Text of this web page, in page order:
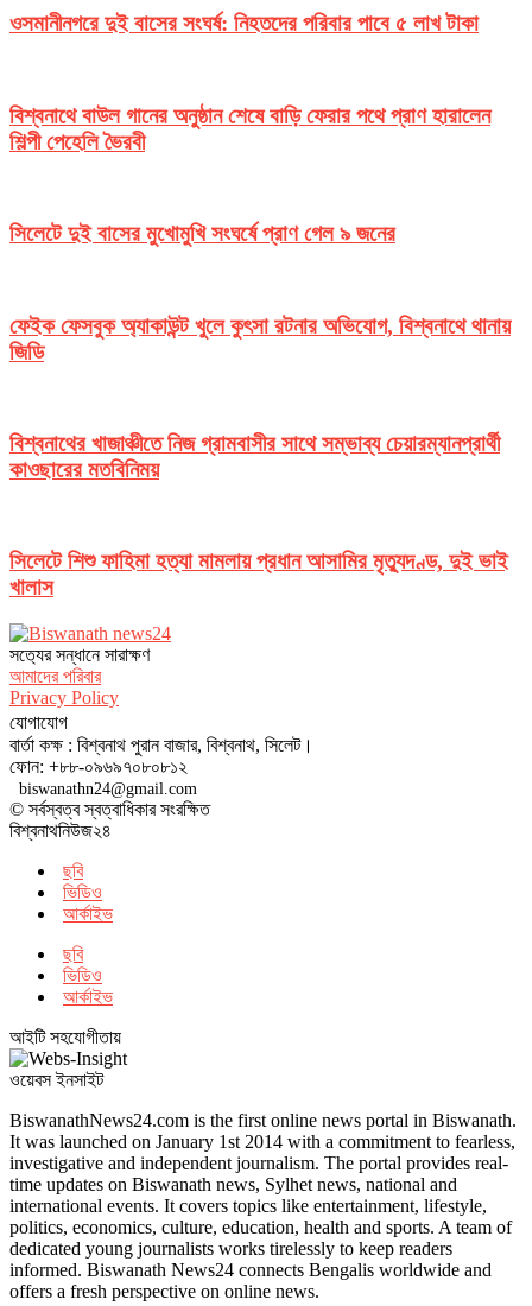
ওসমানীনগরে দুই বাসের সংঘর্ষ: নিহতদের পরিবার পাবে ৫ লাখ টাকা
বিশ্বনাথে বাউল গানের অনুষ্ঠান শেষে বাড়ি ফেরার পথে প্রাণ হারালেন
শিল্পী পেহেলি ভৈরবী
সিলেটে দুই বাসের মুখোমুখি সংঘর্ষে প্রাণ গেল ৯ জনের
ফেইক ফেসবুক অ্যাকাউন্ট খুলে কুৎসা রটনার অভিযোগ, বিশ্বনাথে থানায়
জিডি
বিশ্বনাথের খাজাঞ্চীতে নিজ গ্রামবাসীর সাথে সম্ভাব্য চেয়ারম্যানপ্রার্থী
কাওছারের মতবিনিময়
সিলেটে শিশু ফাহিমা হত্যা মামলায় প্রধান আসামির মৃত্যুদণ্ড, দুই ভাই
খালাস
সত‌্যের সন্ধানে সারাক্ষণ
আমাদের পরিবার
Privacy Policy
যোগাযোগ
বার্তা কক্ষ : বিশ্বনাথ পুরান বাজার, বিশ্বনাথ, সিলেট।
ফোন: +৮৮-০৯৬৯৭০৮০৮১২
biswanathn24@gmail.com
© সর্বস্বত্ব স্বত্বাধিকার সংরক্ষিত
বিশ্বনাথনিউজ২৪
ছবি
ভিডিও
আর্কাইভ
ছবি
ভিডিও
আর্কাইভ
আইটি সহযোগীতায়
ওয়েবস ইনসাইট
BiswanathNews24.com is the first online news portal in Biswanath.
It was launched on January 1st 2014 with a commitment to fearless,
investigative and independent journalism. The portal provides real-
time updates on Biswanath news, Sylhet news, national and
international events. It covers topics like entertainment, lifestyle,
politics, economics, culture, education, health and sports. A team of
dedicated young journalists works tirelessly to keep readers
informed. Biswanath News24 connects Bengalis worldwide and
offers a fresh perspective on online news.